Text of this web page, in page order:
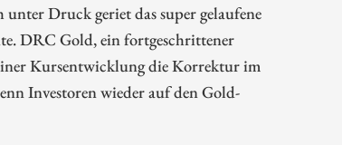
Druck geriet das super gelaufene
DRC Gold, ein fortgeschrittener
Kursentwicklung die Korrektur im
Investoren wieder auf den Gold-